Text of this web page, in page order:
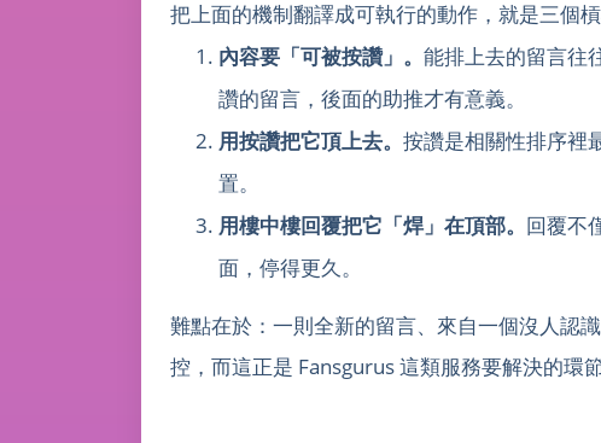
把上面的機制翻譯成可執行的動作，就是三個槓
內容要「可被按讚」。 能排上去的留言往
讚的留言，後面的助推才有意義。
用按讚把它頂上去。 按讚是相關性排序裡
置。
用樓中樓回覆把它「焊」在頂部。 回覆不
面，停得更久。
難點在於：一則全新的留言、來自一個沒人
控，而這正是 Fansgurus 這類服務要解決的環節